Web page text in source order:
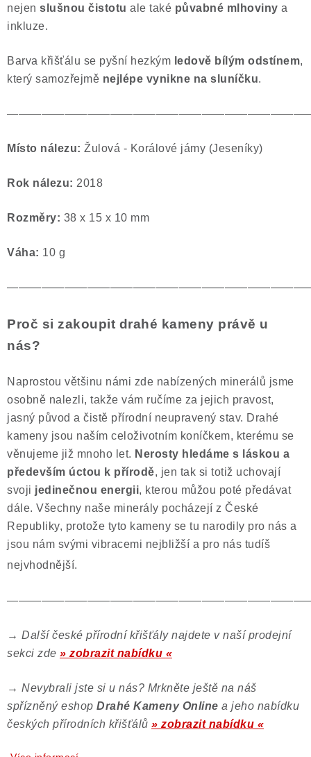
nejen slušnou čistotu ale také půvabné mlhoviny a
inkluze.
Barva křišťálu se pyšní hezkým ledově bílým odstínem,
který samozřejmě nejlépe vynikne na sluníčku.
Místo nálezu: Žulová - Korálové jámy (Jeseníky)
Rok nálezu: 2018
Rozměry: 38 x 15 x 10 mm
Váha: 10 g
Proč si zakoupit drahé kameny právě u
nás?
Naprostou většinu námi zde nabízených minerálů jsme
osobně nalezli, takže vám ručíme za jejich pravost,
jasný původ a čistě přírodní neupravený stav. Drahé
kameny jsou naším celoživotním koníčkem, kterému se
věnujeme již mnoho let. Nerosty hledáme s láskou a
především úctou k přírodě, jen tak si totiž uchovají
svoji jedinečnou energii, kterou můžou poté předávat
dále. Všechny naše minerály pocházejí z České
Republiky, protože tyto kameny se tu narodily pro nás a
jsou nám svými vibracemi nejbližší a pro nás tudíš
nejvhodnější.
→ Další české přírodní křišťály najdete v naší prodejní
sekci zde » zobrazit nabídku «
→ Nevybrali jste si u nás? Mrkněte ještě na náš
spřízněný eshop Drahé Kameny Online a jeho nabídku
českých přírodních křišťálů » zobrazit nabídku «